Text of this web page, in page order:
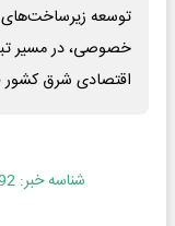
توسعه
خصوصی، در مسیر
اقتصادی شرق کشور
شناسه خبر: 186892